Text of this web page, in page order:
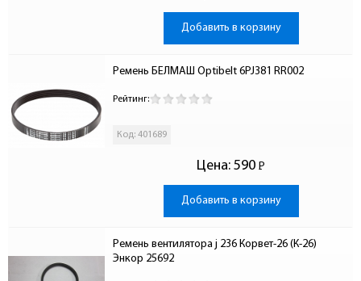
Добавить в корзину
Ремень БЕЛМАШ Optibelt 6PJ381 RR002
Рейтинг:
Код: 401689
Цена: 590 Р
-
Добавить в корзину
Ремень вентилятора j 236 Корвет-26 (К-26)
Энкор 25692